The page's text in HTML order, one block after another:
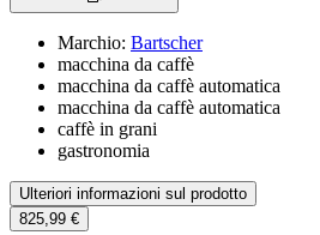
Marchio: Bartscher
macchina da caffè
macchina da caffè automatica
macchina da caffè automatica
caffè in grani
gastronomia
Ulteriori informazioni sul prodotto
825,99 €